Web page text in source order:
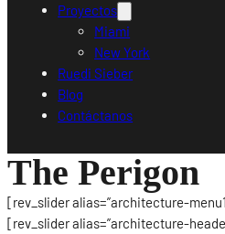
Proyectos
Miami
New York
Ruedi Sieber
Blog
Contáctanos
The Perigon
[rev_slider alias=”architecture-
[rev_slider alias=”architecture-